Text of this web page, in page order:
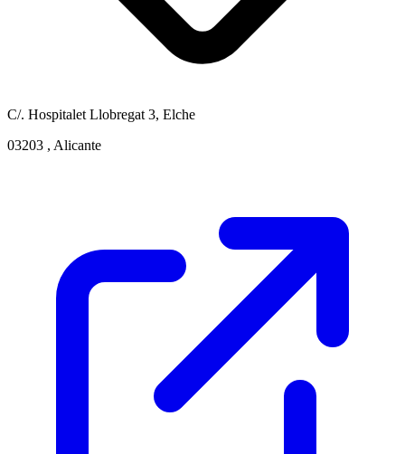
C/. Hospitalet Llobregat 3, Elche
03203 , Alicante